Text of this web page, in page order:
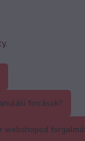
források?
webshopod